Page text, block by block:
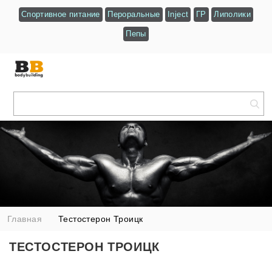
Спортивное питание Пероральные Inject ГР Липолики
Пепы
Главная Тестостерон Троицк
ТЕСТОСТЕРОН ТРОИЦК